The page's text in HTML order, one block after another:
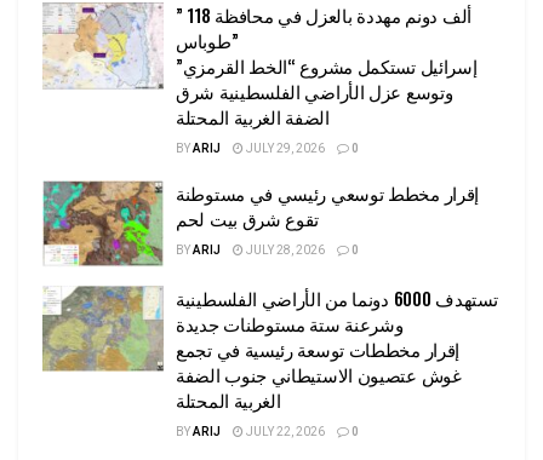
” 118 ألف دونم مهددة بالعزل في محافظة
طوباس”
إسرائيل تستكمل مشروع “الخط القرمزي”
وتوسع عزل الأراضي الفلسطينية شرق
الضفة الغربية المحتلة
BYARIJ JULY 29, 2026 0
إقرار مخطط توسعي رئيسي في مستوطنة
تقوع شرق بيت لحم
BYARIJ JULY 28, 2026 0
تستهدف 6000 دونما من الأراضي الفلسطينية
وشرعنة ستة مستوطنات جديدة
إقرار مخططات توسعة رئيسية في تجمع
غوش عتصيون الاستيطاني جنوب الضفة
الغربية المحتلة
BYARIJ JULY 22, 2026 0